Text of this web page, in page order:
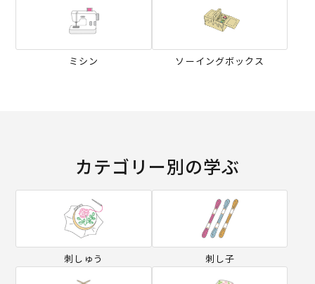
ミシン ソーイングボックス
カテゴリー別の学ぶ
刺しゅう 刺し子